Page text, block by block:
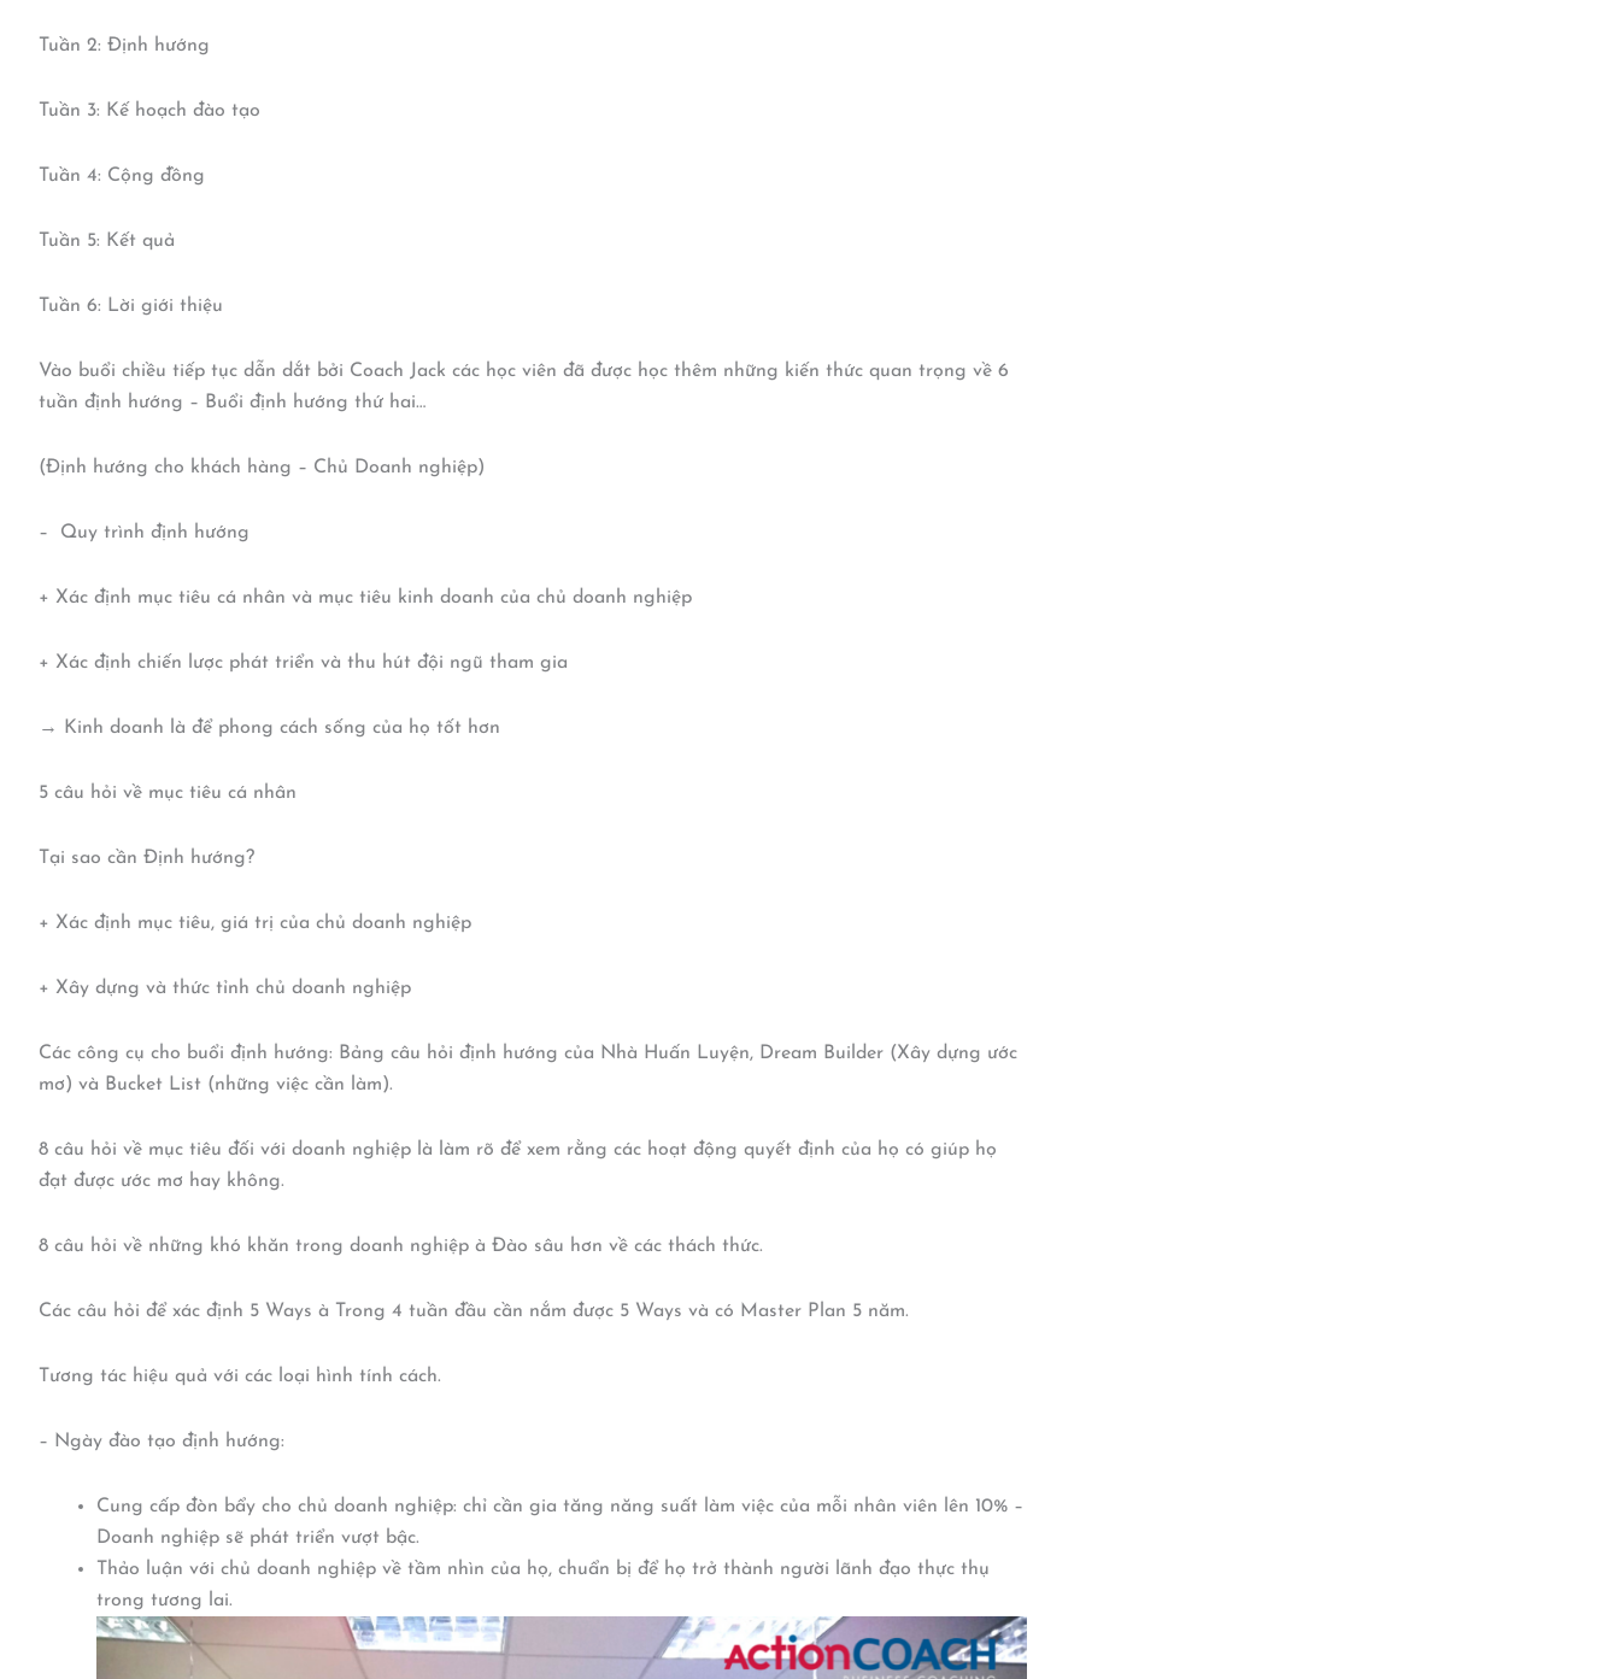
Tuần 2: Định hướng
Tuần 3: Kế hoạch đào tạo
Tuần 4: Cộng đồng
Tuần 5: Kết quả
Tuần 6: Lời giới thiệu
Vào buổi chiều tiếp tục dẫn dắt bởi Coach Jack các học viên đã được học thêm những kiến thức quan trọng về 6
tuần định hướng – Buổi định hướng thứ hai…
(Định hướng cho khách hàng – Chủ Doanh nghiệp)
– Quy trình định hướng
+ Xác định mục tiêu cá nhân và mục tiêu kinh doanh của chủ doanh nghiệp
+ Xác định chiến lược phát triển và thu hút đội ngũ tham gia
→ Kinh doanh là để phong cách sống của họ tốt hơn
5 câu hỏi về mục tiêu cá nhân
Tại sao cần Định hướng?
+ Xác định mục tiêu, giá trị của chủ doanh nghiệp
+ Xây dựng và thức tỉnh chủ doanh nghiệp
Các công cụ cho buổi định hướng: Bảng câu hỏi định hướng của Nhà Huấn Luyện, Dream Builder (Xây dựng ước
mơ) và Bucket List (những việc cần làm).
8 câu hỏi về mục tiêu đối với doanh nghiệp là làm rõ để xem rằng các hoạt động quyết định của họ có giúp họ
đạt được ước mơ hay không.
8 câu hỏi về những khó khăn trong doanh nghiệp à Đào sâu hơn về các thách thức.
Các câu hỏi để xác định 5 Ways à Trong 4 tuần đầu cần nắm được 5 Ways và có Master Plan 5 năm.
Tương tác hiệu quả với các loại hình tính cách.
– Ngày đào tạo định hướng:
Cung cấp đòn bẩy cho chủ doanh nghiệp: chỉ cần gia tăng năng suất làm việc của mỗi nhân viên lên 10% –
Doanh nghiệp sẽ phát triển vượt bậc.
Thảo luận với chủ doanh nghiệp về tầm nhìn của họ, chuẩn bị để họ trở thành người lãnh đạo thực thụ
trong tương lai.